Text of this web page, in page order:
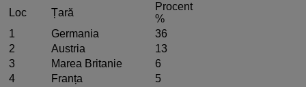
Loc Țară
Procent
%
1
Germania
36
2
Austria
13
3
Marea Britanie
6
4
Franța
5